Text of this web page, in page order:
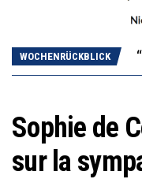
WOCHENRÜCKBLICK
Sophie de
sur la